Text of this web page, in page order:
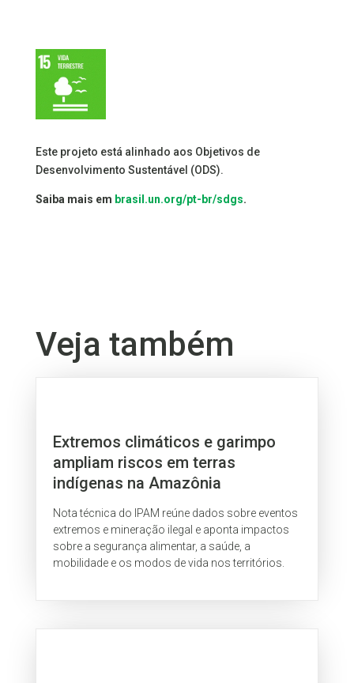
Este projeto está alinhado aos Objetivos de
Desenvolvimento Sustentável (ODS).
Saiba mais em brasil.un.org/pt-br/sdgs.
Veja também
Extremos climáticos e garimpo
ampliam riscos em terras
indígenas na Amazônia
Nota técnica do IPAM reúne dados sobre eventos
extremos e mineração ilegal e aponta impactos
sobre a segurança alimentar, a saúde, a
mobilidade e os modos de vida nos territórios.